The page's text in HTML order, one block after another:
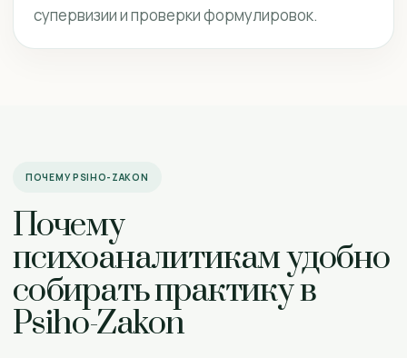
супервизии и проверки формулировок.
ПОЧЕМУ PSIHO-ZAKON
Почему
психоаналитикам удобно
собирать практику в
Psiho-Zakon